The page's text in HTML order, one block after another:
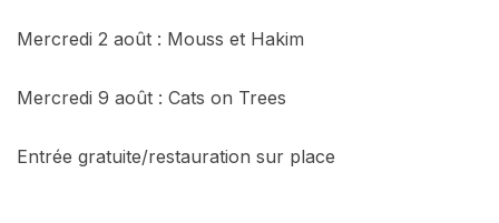
Mercredi 2 août : Mouss et Hakim
Mercredi 9 août : Cats on Trees
Entrée gratuite/restauration sur place